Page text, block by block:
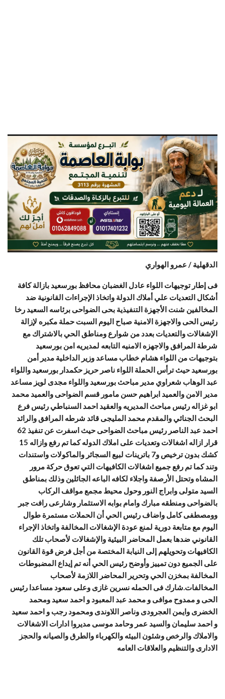
الدقهلية / عمرو الهواري
فى إطار توجيهات اللواء عادل الغضبان محافظ بورسعيد بازالة كافة
أشكال التعديات علي أملاك الدولة واتخاذ الإجراءات القانونية ضد
المخالفين شنت الأجهزة التنفيذية بحى الضواحى برئاسه السعيد رخا
رئيس الحى والاجهزة الامنية صباح اليوم السبت حملة مكبره لإزالة
الإشغالات والتعديات بعدد من شوارع ومناطق الحي بالاشتراك مع
شرطة المرافق والاجهزه الامنيه التابعه لمديريه امن بورسعيد
بتوجيهات من اللواء هشام خطاب مساعد وزير الداخلية مدير أمن
بورسعيد حيث ترأس الحملة اللواء ناصر حريز حكمدار بورسعيد واللواء
عبد الوهاب شعراوي مدير مباحث بورسعيد واللواء مجدى لويز مساعد
مدير الامن والعميد ابراهيم حسن مامور قسم الضواحى والعميد محمد
ابو غزاله رئيس مباحث المديريه والعقيد احمد السنباطي رئيس فرع
البحث الجنائي والمقدم محمد المليجى قائد شرطه المرافق والرائد
احمد عبد الناصر رئيس مباحث الضواحى حيث اسفرت عن تنفيذ 62
قرار ازاله اشغالات وتعديات على املاك الدوله كما تم رفع وازاله 15
كشك بدون ترخيص و7 باترينات لبيع السجائر والماكولات واستندات
وتند كما تم رفع جميع اشغالات الكافيهات التي تعوق حركة مرور
المشاه وتحتل الأرصفة واجلاء لكافه الباعه الجائلين وذلك بمناطق
السيد متولى وابراج النور وحول محيط مجمع مواقف الركاب
بالضواحى ومنطقه مبارك وامام بوابه الاستثمار وشارعى رافت جبر
وومصطفى كامل واضاف رئيس الحي أن الحملات مستمرة طوال
اليوم مع متابعة دورية لمنع عودة الإشغالات المخالفة واتخاذ الإجراء
القانوني ضدها بعمل المحاضر البيئية والإشغالات لأصحاب تلك
الكافيهات وتحويلهم إلى النيابة المختصة من أجل فرض قوة القانون
على الجميع دون تمييز وأوضح رئيس الحي أنه تم إيداع المضبوطات
المخالفة بمخزن الحي وتحرير المحاضر اللازمة لأصحاب
المخالفات.شارك فى الحمله نسرين غازى وعلى سعود مساعدا رئيس
الحى و ممدوح موافى و محمد عبد المعبود و احمد سعيد ومحمد
الخضرى وايمن العجرودى وناصر اللاوندى ومحمود رجب و احمد سعيد
و احمد سليمان والسيد عمر وحامد موسى مديروا ادارات الاشغالات
والاملاك والرخص وشئون البيئه والكهرباء والطرق والصيانه والحجز
الادارى والتنظيم والعلاقات العامه